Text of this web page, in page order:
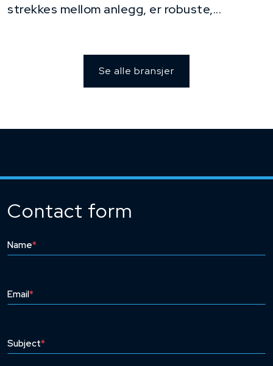
strekkes mellom anlegg, er robuste,...
Se alle bransjer
Contact form
Name*
Email*
Subject*